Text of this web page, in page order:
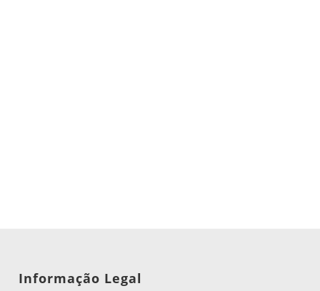
Informação Legal